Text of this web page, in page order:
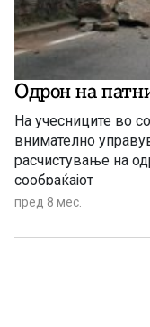
Одрон на
На учесниците во
внимателно
расчистување на
сообраќајот
пред 8 мес.